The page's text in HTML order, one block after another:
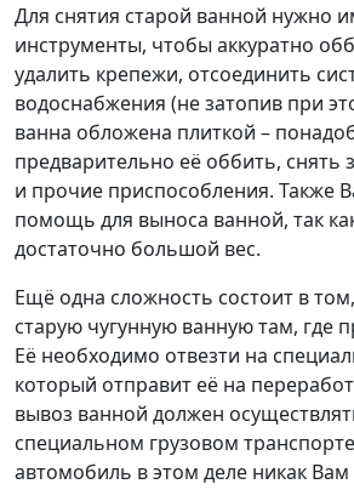
Для снятия старой ванной нужно
инструменты, чтобы аккуратно
удалить крепежи, отсоединить
водоснабжения (не затопив при
ванна обложена плиткой –
предварительно её оббить,
и прочие приспособления. Также
помощь для выноса ванной, так
достаточно большой вес.
Ещё одна сложность состоит в
старую чугунную ванную там, где
Её необходимо отвезти на
который отправит её на
вывоз ванной должен
специальном грузовом
автомобиль в этом деле никак